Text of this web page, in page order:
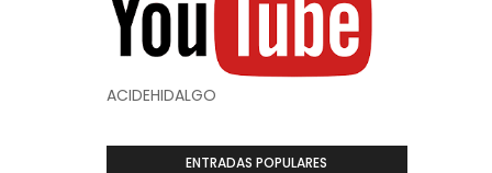
ACIDEHIDALGO
ENTRADAS POPULARES